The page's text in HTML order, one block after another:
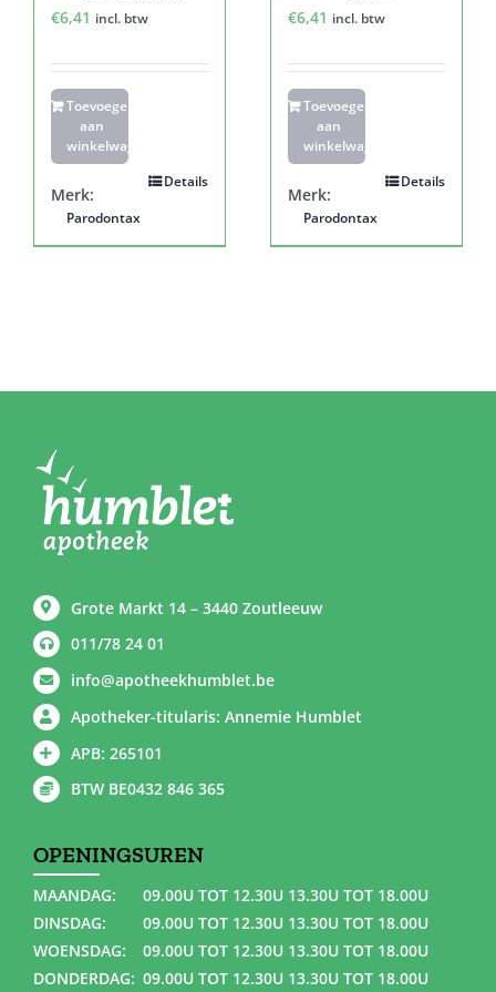
€6,41 incl. btw
Toevoegen
aan
winkelwagen
Details
Merk:
Parodontax
€6,41 incl. btw
Toevoegen
aan
winkelwagen
Details
Merk:
Parodontax
Grote Markt 14 – 3440 Zoutleeuw
011/78 24 01
info@apotheekhumblet.be
Apotheker-titularis: Annemie Humblet
APB: 265101
BTW BE0432 846 365
OPENINGSUREN
MAANDAG:
09.00U TOT 12.30U 13.30U TOT 18.00U
DINSDAG:
09.00U TOT 12.30U 13.30U TOT 18.00U
WOENSDAG:
09.00U TOT 12.30U 13.30U TOT 18.00U
DONDERDAG: 09.00U TOT 12.30U 13.30U TOT 18.00U